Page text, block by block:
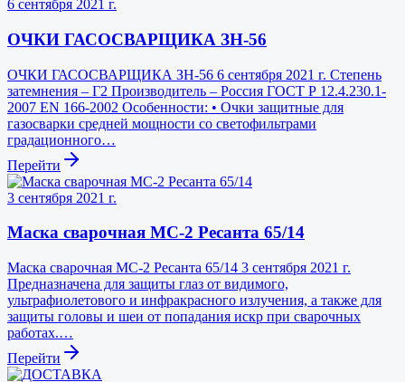
6 сентября 2021 г.
ОЧКИ ГАСОСВАРЩИКА ЗН-56
ОЧКИ ГАСОСВАРЩИКА ЗН-56 6 сентября 2021 г. Степень
затемнения – Г2 Производитель – Россия ГОСТ Р 12.4.230.1-
2007 EN 166-2002 Особенности: • Очки защитные для
газосварки средней мощности со светофильтрами
градационного…
Перейти
3 сентября 2021 г.
Маска сварочная МС-2 Ресанта 65/14
Маска сварочная МС-2 Ресанта 65/14 3 сентября 2021 г.
Предназначена для защиты глаз от видимого,
ультрафиолетового и инфракрасного излучения, а также для
защиты головы и шеи от попадания искр при сварочных
работах.…
Перейти